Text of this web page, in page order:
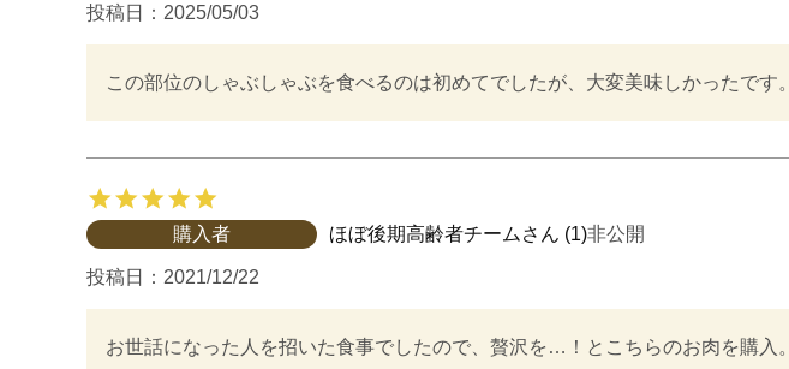
投稿日 2025/05/03
ほぼ後期高齢者チーム 1
購入者 非公開
投稿日 2021/12/22
お世話になった人を招いた食事でしたので、贅沢を…！とこちらのお肉を購入。